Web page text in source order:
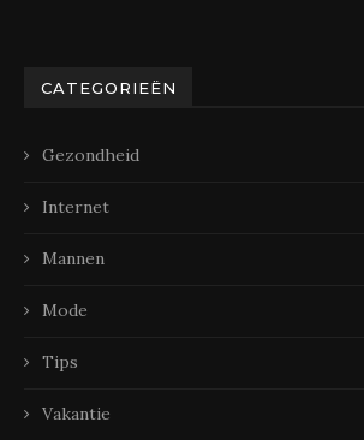
CATEGORIEËN
Gezondheid
Internet
Mannen
Mode
Tips
Vakantie